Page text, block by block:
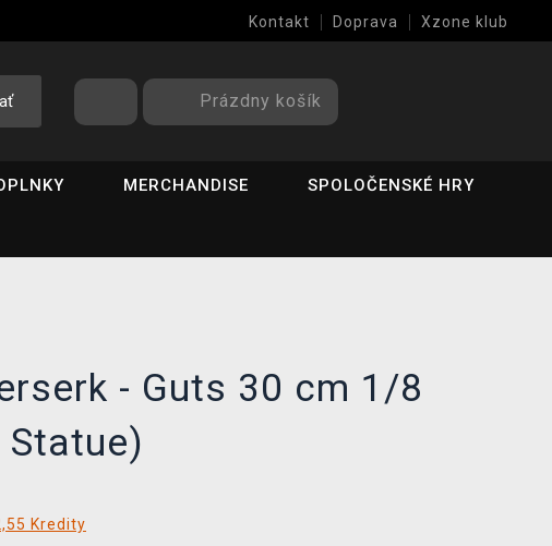
Kontakt Doprava Xzone klub
Prázdny košík
MERCHANDISE SPOLOČENSKÉ HRY
- Guts 30 cm 1/8
Kredity